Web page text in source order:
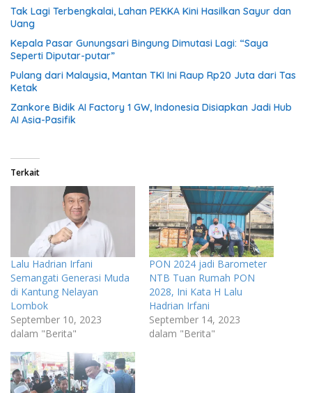
Tak Lagi Terbengkalai, Lahan PEKKA Kini Hasilkan Sayur dan
Uang
Kepala Pasar Gunungsari Bingung Dimutasi Lagi: “Saya
Seperti Diputar-putar”
Pulang dari Malaysia, Mantan TKI Ini Raup Rp20 Juta dari Tas
Ketak
Zankore Bidik AI Factory 1 GW, Indonesia Disiapkan Jadi Hub
AI Asia-Pasifik
Terkait
Lalu Hadrian Irfani
Semangati Generasi Muda
di Kantung Nelayan
Lombok
September 10, 2023
dalam "Berita"
PON 2024 jadi Barometer
NTB Tuan Rumah PON
2028, Ini Kata H Lalu
Hadrian Irfani
September 14, 2023
dalam "Berita"